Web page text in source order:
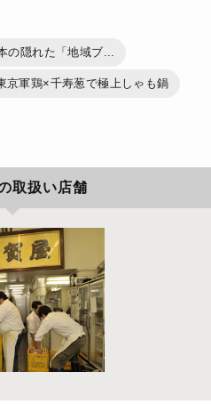
の隠れた「地域ブ...
京軍鶏×千寿葱で極上しゃも鍋
取扱い店舗